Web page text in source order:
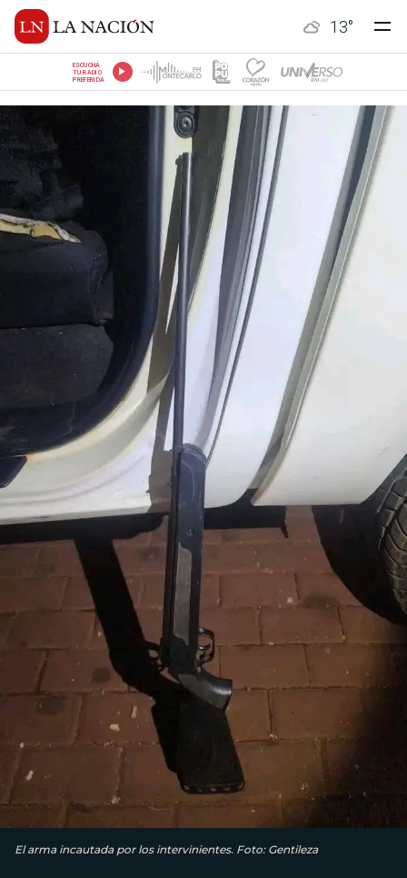
13°
ESCUCHÁ
TU RADIO
PREFERIDA
El arma incautada por los intervinientes. Foto: Gentileza